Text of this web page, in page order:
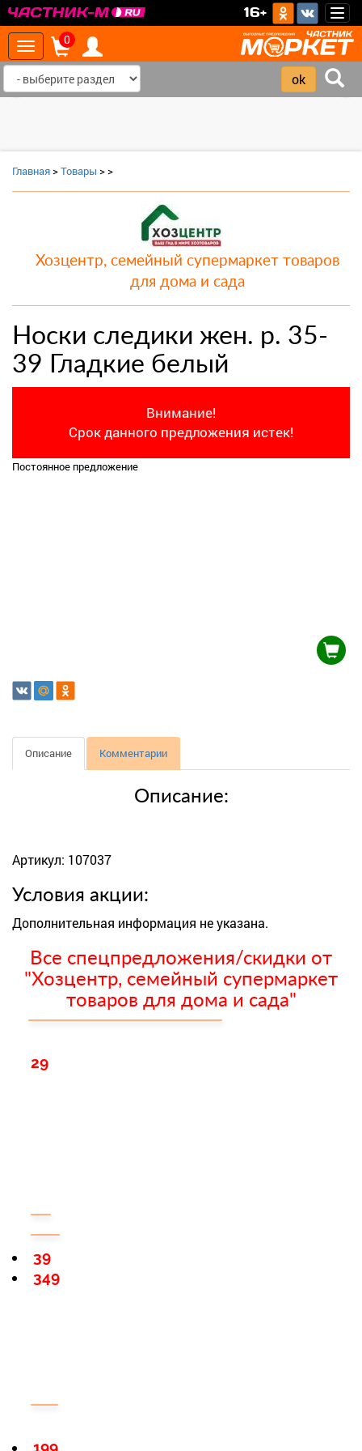
16+
Toggle
navigation
0
Главная>Товары >>
Хозцентр, семейный супермаркет товаров
для дома и сада
Носки следики жен. р. 35-
39 Гладкие белый
Внимание!
Срок данного предложения истек!
Постоянное предложение
Описание Комментарии
Описание:
Артикул: 107037
Условия акции:
Дополнительная информация не указана.
Все спецпредложения/скидки от
"Хозцентр, семейный супермаркет
товаров для дома и сада"
29
349
39
199
‹ ›